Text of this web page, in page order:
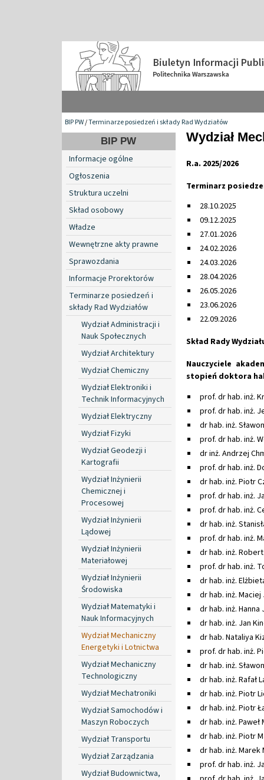
BIP PW/Terminarze posiedzeń i składy Rad Wydziałów
BIP PW
Informacje ogólne
Ogłoszenia
Struktura uczelni
Skład osobowy
Władze
Wewnętrzne akty prawne
Sprawozdania
Informacje Prorektorów
Terminarze posiedzeń i
składy Rad Wydziałów
Wydział Administracji i
Nauk Społecznych
Wydział Architektury
Wydział Chemiczny
Wydział Elektroniki i
Technik Informacyjnych
Wydział Elektryczny
Wydział Fizyki
Wydział Geodezji i
Kartografii
Wydział Inżynierii
Chemicznej i
Procesowej
Wydział Inżynierii
Lądowej
Wydział Inżynierii
Materiałowej
Wydział Inżynierii
Środowiska
Wydział Matematyki i
Nauk Informacyjnych
Wydział Mechaniczny
Energetyki i Lotnictwa
Wydział Mechaniczny
Technologiczny
Wydział Mechatroniki
Wydział Samochodów i
Maszyn Roboczych
Wydział Transportu
Wydział Zarządzania
Wydział Budownictwa,
Wydział
R.a. 2025/2026
Terminarz
28.10.2025
09.12.2025
27.01.2026
24.02.2026
24.03.2026
28.04.2026
26.05.2026
23.06.2026
22.09.2026
Skład Rady
Nauczyciele
stopień doktora
prof. dr hab. inż.
prof. dr hab. inż.
dr hab. inż.
prof. dr hab. inż.
dr inż. Andrzej
prof. dr hab. inż.
dr hab. inż. Piotr
prof. dr hab. inż.
prof. dr hab. inż.
dr hab. inż.
prof. dr hab. inż.
dr hab. inż.
prof. dr hab. inż.
dr hab. inż.
dr hab. inż.
dr hab. inż.
dr hab. inż. Jan
dr hab. Nataliya
prof. dr hab. inż.
dr hab. inż.
dr hab. inż. Rafał
dr hab. inż. Piotr
dr hab. inż. Piotr
dr hab. inż.
dr hab. inż. Piotr
dr hab. inż.
prof. dr hab. inż.